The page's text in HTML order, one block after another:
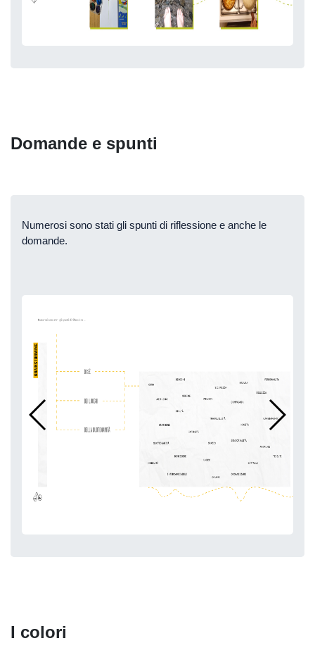
Domande e spunti
Numerosi sono stati gli spunti di riflessione e anche le
domande.
I colori